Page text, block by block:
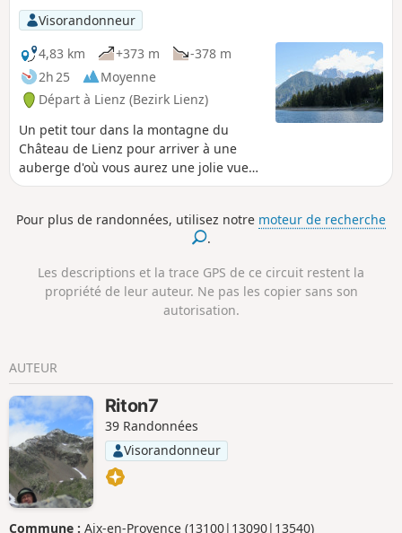
profondes gorges avant de se jeter dans
la Drave. Un parcours dans les
Dolomites autrichiennes.
Visorandonneur
4,83 km
+373 m
-378 m
2h 25
Moyenne
Départ à Lienz (Bezirk Lienz)
Un petit tour dans la montagne du
Château de Lienz pour arriver à une
auberge d'où vous aurez une jolie vue
sur la vallée et les Dolomites de Lienz.
promenade autour du lac, trekking avec
des lamas, accro-branches, luges d'été,
une piste de VTT pro. Si vous êtes
fatigué, possibilité de retourner par le
télésiège ou en luge d'été. Si vous êtes
Pour plus de randonnées, utilisez notre moteur de recherche
.
Les descriptions et la trace GPS de ce circuit restent la
propriété de leur auteur. Ne pas les copier sans son
autorisation.
AUTEUR
Riton7
39 Randonnées
Visorandonneur
Commune : Aix-en-Provence (13100|13090|13540)